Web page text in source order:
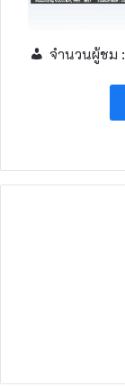
จำนวนผู้ชม :